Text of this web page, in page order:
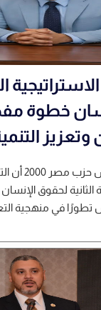
خطوة
وتعزيز
أكد محمد
في منهجية